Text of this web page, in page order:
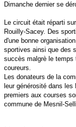
Dimanche dernier se
Le circuit était réparti
Rouilly-Sacey. Des
d'une bonne
sportives ainsi que des
succès malgrè le temps
coureurs.
Les donateurs de la
leur générosité dans
premiers aux courses
commune de Mesnil-